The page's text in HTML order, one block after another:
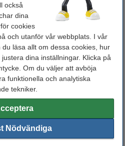
också
dina
cookies
och utanför vår webbplats. I vår
du läsa allt om dessa cookies, hur
dina inställningar. Klicka på
Om du väljer att avböja
funktionella och analytiska
tekniker.
Nödvändiga
Dammvippa med mikrofiberpäls
FSC® 57cm | Smart Microfiber